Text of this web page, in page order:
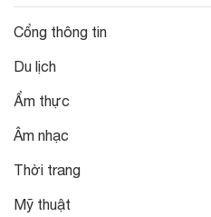
Cổng thông tin
Du lịch
Ẩm thực
Âm nhạc
Thời trang
Mỹ thuật